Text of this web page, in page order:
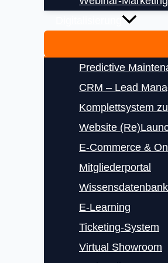
Predictive
CRM – Lead
Komplettsystem
Website
E‑Commerce &
Mitgliederportal
Wissensdatenbank
E‑Learning
Ticketing-System
Virtual Showroom